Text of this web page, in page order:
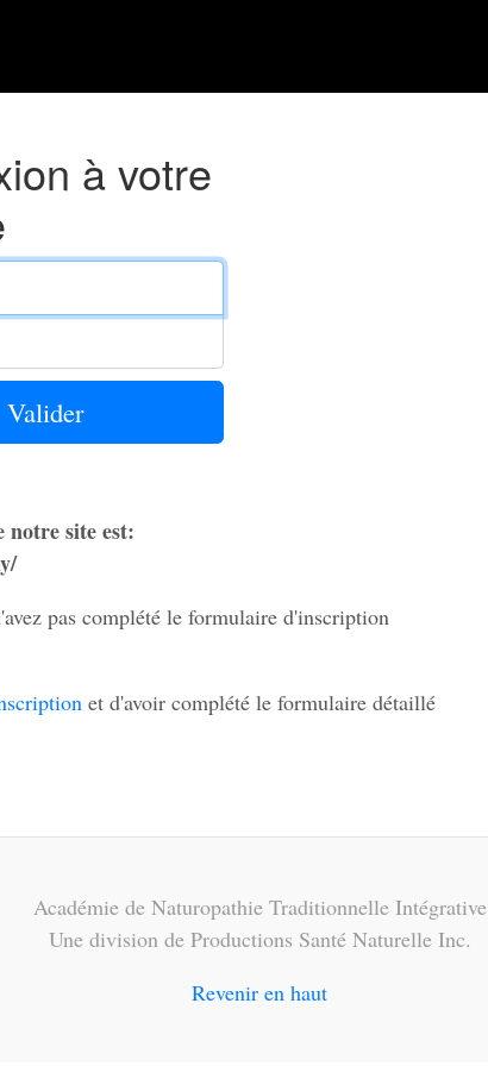
à votre
Valider
notre site est:
pas complété le formulaire d'inscription
et d'avoir complété le formulaire détaillé
Académie de Naturopathie Traditionnelle Intégrative
Une division de Productions Santé Naturelle Inc.
Revenir en haut